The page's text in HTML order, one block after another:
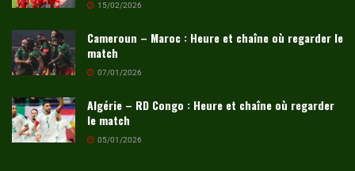
15/02/2026
Cameroun – Maroc : Heure et chaîne où regarder le
match
07/01/2026
Algérie – RD Congo : Heure et chaîne où regarder
le match
05/01/2026